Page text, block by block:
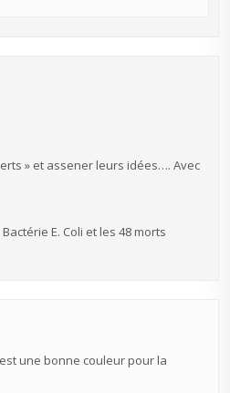
» et assener leurs idées…. Avec
E. Coli et les 48 morts
une bonne couleur pour la